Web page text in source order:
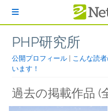
PHP研究所
公開プロフィール
こんな読
います！
過去の掲載作品 (